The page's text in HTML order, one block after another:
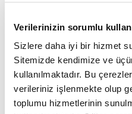
Verilerinizin sorumlu
Sizlere daha iyi bir hizmet
Sitemizde kendimize ve
kullanılmaktadır. Bu
verileriniz işlenmekte olup
toplumu hizmetlerinin
konuk oldu. Paya
konuşuldu.
Fıkıh Meclisi'ne bu
konuk oldu. Doç. Dr.